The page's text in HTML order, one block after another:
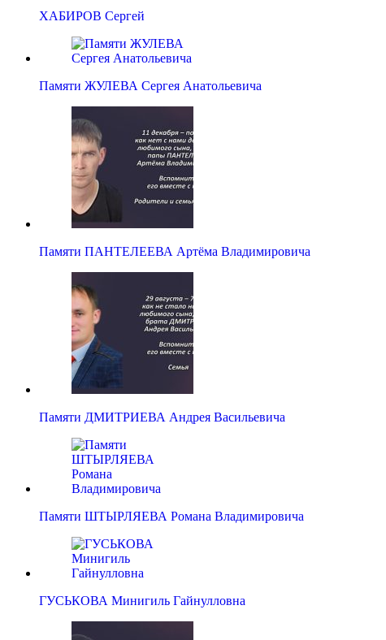
ХАБИРОВ Сергей
Памяти ЖУЛЕВА Сергея Анатольевича
Памяти ПАНТЕЛЕЕВА Артёма Владимировича
Памяти ДМИТРИЕВА Андрея Васильевича
Памяти ШТЫРЛЯЕВА Романа Владимировича
ГУСЬКОВА Минигиль Гайнулловна